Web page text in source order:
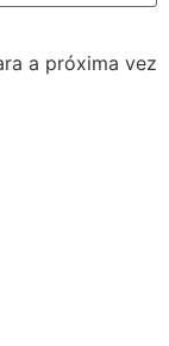
a próxima vez